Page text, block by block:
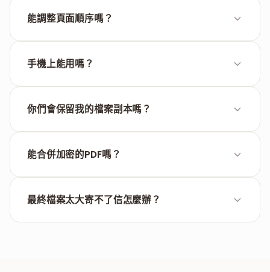
（不會變成模糊的圖片），照片也保持原有解析度。
能調整頁面順序嗎？
成為新文件的開頭。
手機上能用嗎？
何瀏覽器打開都能正常使用。不需要裝App。
你們會保留我的檔案副本嗎？
案從來不會到達我們的伺服器。完全留在你的裝置上。
能合併加密的PDF嗎？
所以無法合併。
最終檔案太大寄不了信怎麼辦？